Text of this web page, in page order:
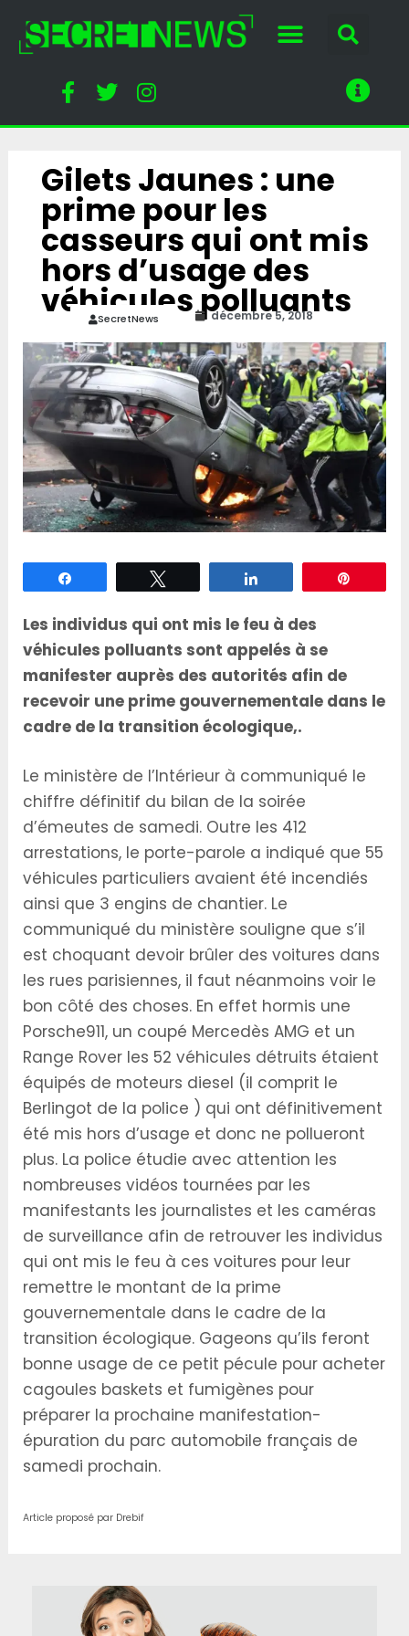
Gilets Jaunes : une
prime pour les
casseurs qui ont mis
hors d’usage des
véhicules polluants
SecretNews décembre 5, 2018
Les individus qui ont mis le feu à des
véhicules polluants sont appelés à se
manifester auprès des autorités afin de
recevoir une prime gouvernementale dans le
cadre de la transition écologique,.
Le ministère de l’Intérieur à communiqué le
chiffre définitif du bilan de la soirée
d’émeutes de samedi. Outre les 412
arrestations, le porte-parole a indiqué que 55
véhicules particuliers avaient été incendiés
ainsi que 3 engins de chantier. Le
communiqué du ministère souligne que s’il
est choquant devoir brûler des voitures dans
les rues parisiennes, il faut néanmoins voir le
bon côté des choses. En effet hormis une
Porsche911, un coupé Mercedès AMG et un
Range Rover les 52 véhicules détruits étaient
équipés de moteurs diesel (il comprit le
Berlingot de la police ) qui ont définitivement
été mis hors d’usage et donc ne pollueront
plus. La police étudie avec attention les
nombreuses vidéos tournées par les
manifestants les journalistes et les caméras
de surveillance afin de retrouver les individus
qui ont mis le feu à ces voitures pour leur
remettre le montant de la prime
gouvernementale dans le cadre de la
transition écologique. Gageons qu’ils feront
bonne usage de ce petit pécule pour acheter
cagoules baskets et fumigènes pour
préparer la prochaine manifestation-
épuration du parc automobile français de
samedi prochain.
Article proposé par Drebif